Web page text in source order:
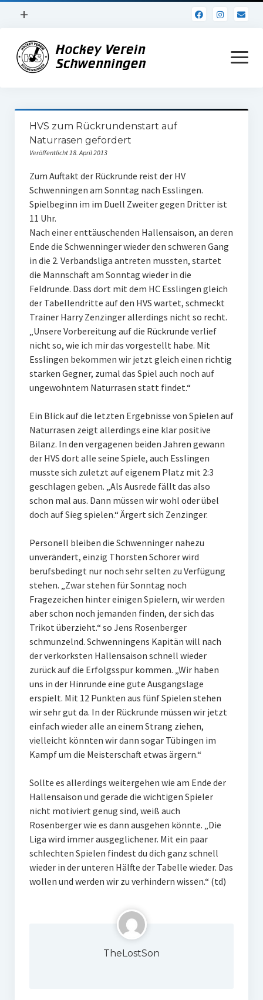
Menü
+
Impressum
Datenschutz
Menü
öffnen
Verein
Daten und Fakten
Online Jubiläum
Vereinsheim
Hockey Shirts
FSJ Stelle
W U16
W U12
M U18
M U12
Internationale Hallenhockeyturnier
Zocker Reloaded
Galerie
HVS zum Rückrundenstart auf
Naturrasen gefordert
Veröffentlicht 18. April 2013
Zum Auftakt der Rückrunde reist der HV
Schwenningen am Sonntag nach Esslingen.
Spielbeginn im im Duell Zweiter gegen Dritter ist
11 Uhr.
Nach einer enttäuschenden Hallensaison, an deren
Ende die Schwenninger wieder den schweren Gang
in die 2. Verbandsliga antreten mussten, startet
die Mannschaft am Sonntag wieder in die
Feldrunde. Dass dort mit dem HC Esslingen gleich
der Tabellendritte auf den HVS wartet, schmeckt
Trainer Harry Zenzinger allerdings nicht so recht.
„Unsere Vorbereitung auf die Rückrunde verlief
nicht so, wie ich mir das vorgestellt habe. Mit
Esslingen bekommen wir jetzt gleich einen richtig
starken Gegner, zumal das Spiel auch noch auf
ungewohntem Naturrasen statt findet.“
Ein Blick auf die letzten Ergebnisse von Spielen auf
Naturrasen zeigt allerdings eine klar positive
Bilanz. In den vergagenen beiden Jahren gewann
der HVS dort alle seine Spiele, auch Esslingen
musste sich zuletzt auf eigenem Platz mit 2:3
geschlagen geben. „Als Ausrede fällt das also
schon mal aus. Dann müssen wir wohl oder übel
doch auf Sieg spielen.“ Ärgert sich Zenzinger.
Personell bleiben die Schwenninger nahezu
unverändert, einzig Thorsten Schorer wird
berufsbedingt nur noch sehr selten zu Verfügung
stehen. „Zwar stehen für Sonntag noch
Fragezeichen hinter einigen Spielern, wir werden
aber schon noch jemanden finden, der sich das
Trikot überzieht.“ so Jens Rosenberger
schmunzelnd. Schwenningens Kapitän will nach
der verkorksten Hallensaison schnell wieder
zurück auf die Erfolgsspur kommen. „Wir haben
uns in der Hinrunde eine gute Ausgangslage
erspielt. Mit 12 Punkten aus fünf Spielen stehen
wir sehr gut da. In der Rückrunde müssen wir jetzt
einfach wieder alle an einem Strang ziehen,
vielleicht könnten wir dann sogar Tübingen im
Kampf um die Meisterschaft etwas ärgern.“
Sollte es allerdings weitergehen wie am Ende der
Hallensaison und gerade die wichtigen Spieler
nicht motiviert genug sind, weiß auch
Rosenberger wie es dann ausgehen könnte. „Die
Liga wird immer ausgeglichener. Mit ein paar
schlechten Spielen findest du dich ganz schnell
wieder in der unteren Hälfte der Tabelle wieder. Das
wollen und werden wir zu verhindern wissen.“ (td)
TheLostSon